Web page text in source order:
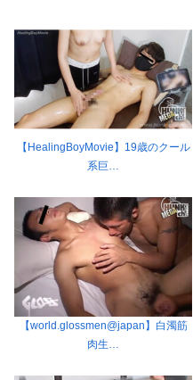
【HealingBoyMovie】19歳のクール
系巨…
【world.glossmen@japan】白濁筋
肉生…